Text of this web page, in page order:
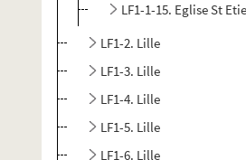
LF1-1-15. Eglise St
LF1-2. Lille
LF1-3. Lille
LF1-4. Lille
LF1-5. Lille
LF1-6. Lille